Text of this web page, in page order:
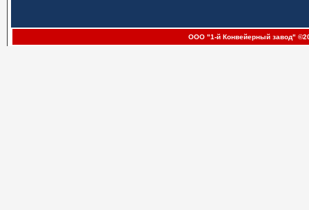
ООО "1-й Конвейерный завод"